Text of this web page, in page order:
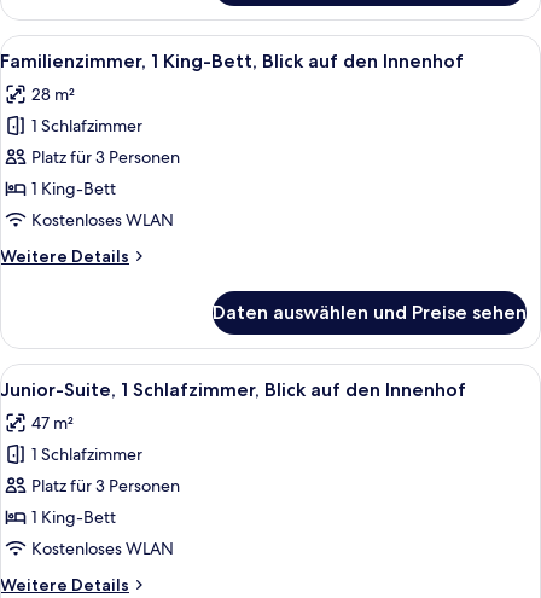
Zimmer,
2 Einzelbetten
Alle
Fotos
für
Familienzimmer,
1 King-
Bett,
Blick
den
Ein Hotelzimmer mit einem großen
6
Familienzimmer, 1 King-Bett, Blick auf den Innenhof
28 m²
1 Schlafzimmer
Platz für 3 Personen
1 King-Bett
Kostenloses WLAN
Weitere Details
Weitere
1 King-
Bett,
Blick
den
Innenhof
Daten auswählen und Preise sehen
Alle
Fotos
für
Junior-
Suite,
1
Schlafzimmer,
Ein Hotelzimmer mit einem großen
8
Junior-Suite, 1 Schlafzimmer, Blick auf den Innenhof
47 m²
1 Schlafzimmer
Platz für 3 Personen
1 King-Bett
Kostenloses WLAN
Weitere Details
Weitere